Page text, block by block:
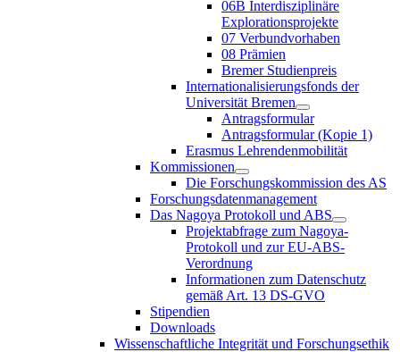
06B Interdisziplinäre
Explorationsprojekte
07 Verbundvorhaben
08 Prämien
Bremer Studienpreis
Internationalisierungsfonds der
Universität Bremen
Antragsformular
Antragsformular (Kopie 1)
Erasmus Lehrendenmobilität
Kommissionen
Die Forschungskommission des AS
Forschungsdatenmanagement
Das Nagoya Protokoll und ABS
Projektabfrage zum Nagoya-
Protokoll und zur EU-ABS-
Verordnung
Informationen zum Datenschutz
gemäß Art. 13 DS-GVO
Stipendien
Downloads
Wissenschaftliche Integrität und Forschungsethik